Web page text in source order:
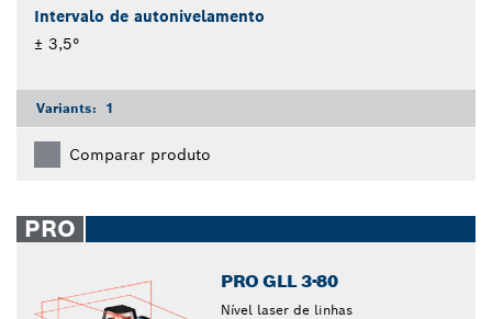
Intervalo de autonivelamento
± 3,5°
Variants: 1
Comparar produto
PRO
PRO GLL 3-80
Nível laser de linhas